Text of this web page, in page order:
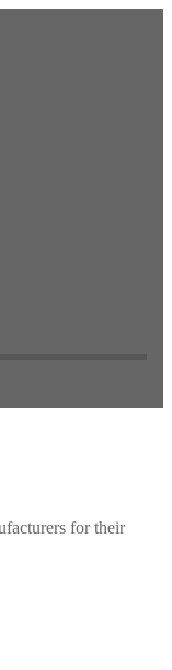
for their